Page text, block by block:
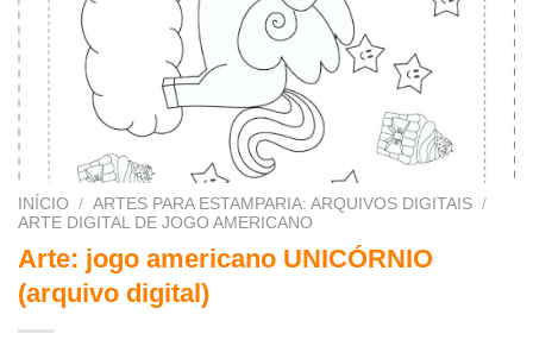
INÍCIO / ARTES PARA ESTAMPARIA: ARQUIVOS DIGITAIS /
ARTE DIGITAL DE JOGO AMERICANO
Arte: jogo americano UNICÓRNIO
(arquivo digital)